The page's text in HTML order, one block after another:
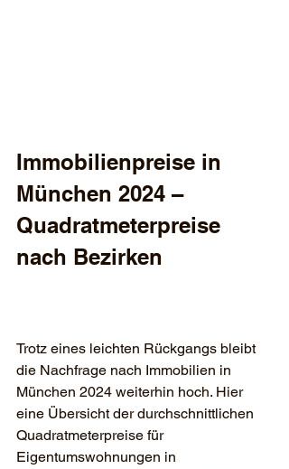
Immobilienpreise in
München 2024 –
Quadratmeterpreise
nach Bezirken
Trotz eines leichten Rückgangs bleibt
die Nachfrage nach Immobilien in
München 2024 weiterhin hoch. Hier
eine Übersicht der durchschnittlichen
Quadratmeterpreise für
Eigentumswohnungen in